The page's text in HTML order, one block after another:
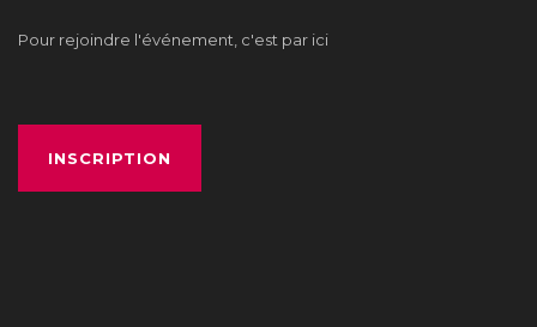
Pour rejoindre l'événement, c'est par ici
INSCRIPTION